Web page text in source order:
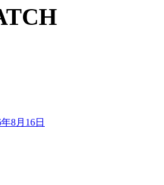
8月16日